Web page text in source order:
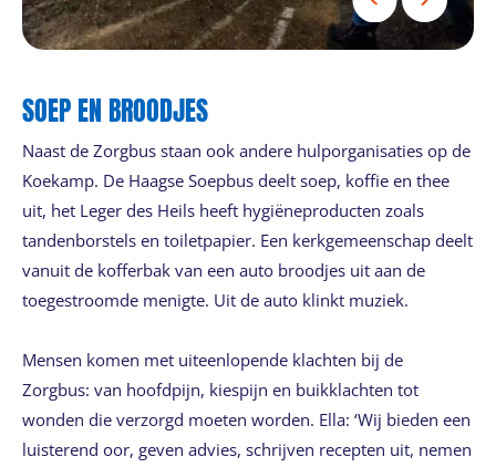
SOEP EN BROODJES
Naast de Zorgbus staan ook andere hulporganisaties op de
Koekamp. De Haagse Soepbus deelt soep, koffie en thee
uit, het Leger des Heils heeft hygiëneproducten zoals
tandenborstels en toiletpapier. Een kerkgemeenschap deelt
vanuit de kofferbak van een auto broodjes uit aan de
toegestroomde menigte. Uit de auto klinkt muziek.
Mensen komen met uiteenlopende klachten bij de
Zorgbus: van hoofdpijn, kiespijn en buikklachten tot
wonden die verzorgd moeten worden. Ella: ‘Wij bieden een
luisterend oor, geven advies, schrijven recepten uit, nemen